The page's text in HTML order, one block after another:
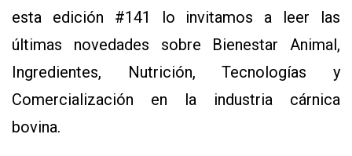
CAPACITACIONES
DIRECTORIO
CALENDARIO
MEDIA KIT
TEMAS DESTACADOS
esta edición #141 lo invitamos a leer las
últimas novedades sobre Bienestar Animal,
Ingredientes, Nutrición, Tecnologías y
Comercialización en la industria cárnica
bovina.